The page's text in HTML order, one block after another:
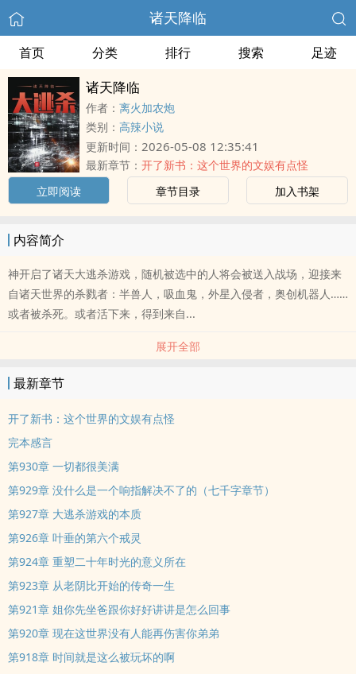
诸天降临
首页 分类 排行 搜索 足迹
诸天降临
作者： 离火加农炮
类别： 高辣小说
更新时间： 2026-05-08 12:35:41
最新章节： 开了新书：这个世界的文娱有点怪
立即阅读
章节目录 加入书架
内容简介
神开启了诸天大逃杀游戏，随机被选中的人将会被送入战场，迎接来
自诸天世界的杀戮者：半兽人，吸血鬼，外星入侵者，奥创机器人……
或者被杀死。或者活下来，得到来自...
展开全部
最新章节
开了新书：这个世界的文娱有点怪
完本感言
第930章 一切都很美满
第929章 没什么是一个响指解决不了的（七千字章节）
第927章 大逃杀游戏的本质
第926章 叶垂的第六个戒灵
第924章 重塑二十年时光的意义所在
第923章 从老阴比开始的传奇一生
第921章 姐你先坐爸跟你好好讲讲是怎么回事
第920章 现在这世界没有人能再伤害你弟弟
第918章 时间就是这么被玩坏的啊